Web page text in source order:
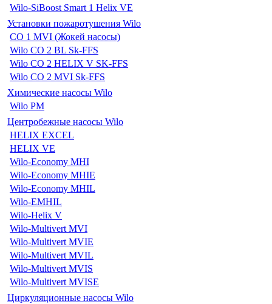
Wilo-SiBoost Smart 1 Helix VE
Установки пожаротушения Wilo
CO 1 MVI (Жокей насосы)
Wilo CO 2 BL Sk-FFS
Wilo CO 2 HELIX V SK-FFS
Wilo CO 2 MVI Sk-FFS
Химические насосы Wilo
Wilo PM
Центробежные насосы Wilo
HELIX EXCEL
HELIX VE
Wilo-Economy MHI
Wilo-Economy MHIE
Wilo-Economy MHIL
Wilo-EMHIL
Wilo-Helix V
Wilo-Multivert MVI
Wilo-Multivert MVIE
Wilo-Multivert MVIL
Wilo-Multivert MVIS
Wilo-Multivert MVISE
Циркуляционные насосы Wilo